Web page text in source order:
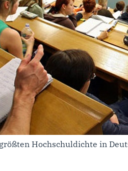
Hochschuldichte in